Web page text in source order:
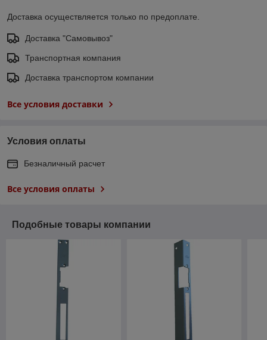
Доставка осуществляется только по предоплате.
Доставка "Самовывоз"
Транспортная компания
Доставка транспортом компании
Все условия доставки
Условия оплаты
Безналичный расчет
Все условия оплаты
Подобные товары компании